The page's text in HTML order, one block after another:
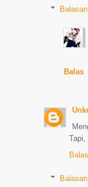
Balasan
Balas
Tapi,
Balas
Balasan